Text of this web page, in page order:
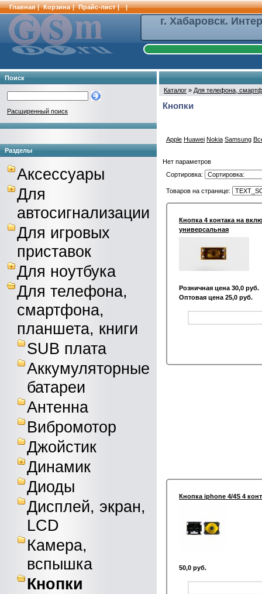
Главная | Корзина | Прайс-лист | |
г. Хабаровск.
Поиск
Расширенный поиск
Разделы
Аксессуары
Для
автосигнализации
Для игровых
приставок
Для ноутбука
Для телефона,
смартфона,
планшета, книги
SUB плата
Аккумуляторные
батареи
Антенна
Вибромотор
Джойстик
Динамик
Диоды
Дисплей, экран,
LCD
Камера,
вспышка
Кнопки
Каталог » Для телефона,
Кнопки
Apple Huawei Nokia Samsung
Нет параметров
Сортировка:
Товаров на странице:
Кнопка 4 контака на
универсальная
Розничная цена 30,0 руб.
Оптовая цена 25,0 руб.
Кнопка iphone 4/4S 4
50,0 руб.